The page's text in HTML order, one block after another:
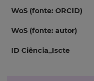
WoS (fonte: ORCID)
WoS (fonte: autor)
ID Ciência_Iscte